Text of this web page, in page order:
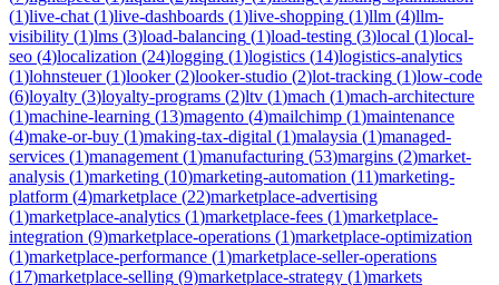
(1)live-chat (1)live-dashboards (1)live-shopping (1)llm (4)llm-
visibility (1)lms (3)load-balancing (1)load-testing (3)local (1)local-
seo (4)localization (24)logging (1)logistics (14)logistics-analytics
(1)lohnsteuer(1)looker(2)looker-studio (2)lot-tracking (1)low-code
(6)loyalty (3)loyalty-programs (2)ltv (1)mach (1)mach-architecture
(1)machine-learning (13)magento (4)mailchimp (1)maintenance
(4)make-or-buy (1)making-tax-digital (1)malaysia (1)managed-
services (1)management (1)manufacturing (53)margins (2)market-
analysis (1)marketing (10)marketing-automation (11)marketing-
platform (4)marketplace (22)marketplace-advertising
(1)marketplace-analytics (1)marketplace-fees (1)marketplace-
integration (9)marketplace-operations (1)marketplace-optimization
(1)marketplace-performance (1)marketplace-seller-operations
(17)marketplace-selling (9)marketplace-strategy (1)markets